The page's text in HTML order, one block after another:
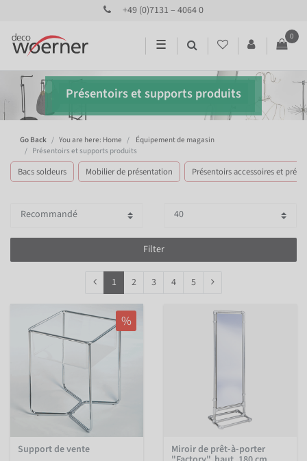
+49 (0)7131 – 4064 0
☰
0
Présentoirs et supports produits
Go Back You are here: Home
Équipement de magasin
Présentoirs et supports produits
Bacs soldeurs Mobilier de présentation Présentoirs accessoires et
Filter
1 2 3 4 5
%
Support de vente Miroir de prêt-à-porter